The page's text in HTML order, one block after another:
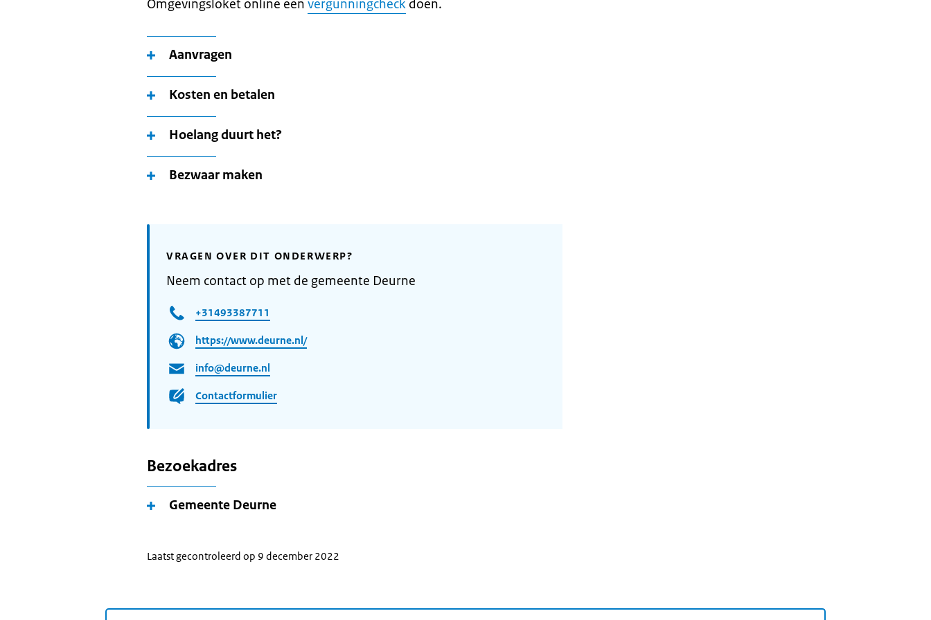
Omgevingsloket online een vergunningcheck doen.
Aanvragen
Kosten en betalen
Hoelang duurt het?
Bezwaar maken
VRAGEN OVER DIT ONDERWERP?
Neem contact op met de gemeente Deurne
+31493387711
https://www.deurne.nl/
info@deurne.nl
Contactformulier
Bezoekadres
Gemeente Deurne
Laatst gecontroleerd op 9 december 2022